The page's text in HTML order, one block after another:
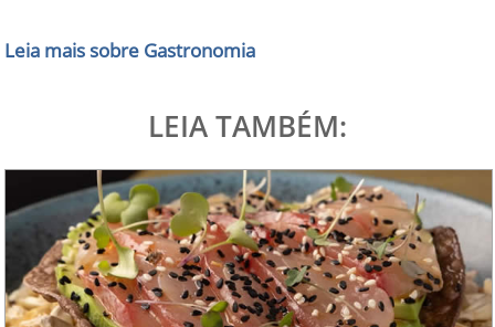
Leia mais sobre Gastronomia
LEIA TAMBÉM: